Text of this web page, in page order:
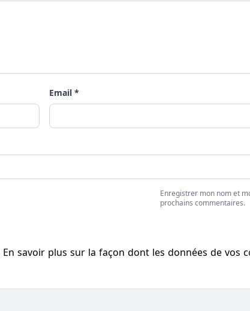
Email *
Enregistrer mon nom et
prochains commentaires.
En savoir plus sur la façon dont les données de vos